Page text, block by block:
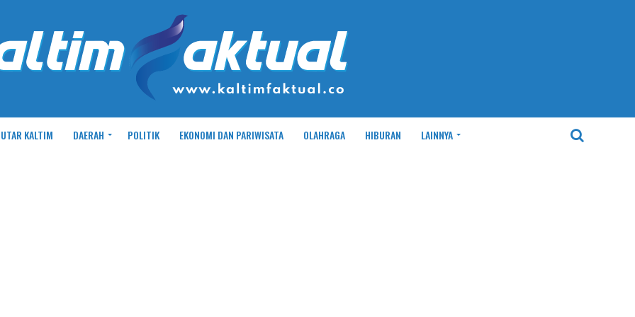
KALTIM DAERAH POLITIK EKONOMI DAN PARIWISATA OLAHRAGA HIBURAN LAINNYA